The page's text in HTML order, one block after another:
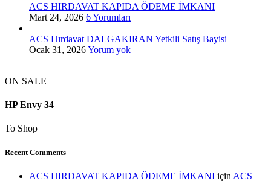
ACS HIRDAVAT KAPIDA ÖDEME İMKANI
Mart 24, 2026 6 Yorumları
ACS Hırdavat DALGAKIRAN Yetkili Satış Bayisi
Ocak 31, 2026Yorum yok
ON SALE
HP Envy 34
To Shop
Recent Comments
ACS HIRDAVAT KAPIDA ÖDEME İMKANI için ACS